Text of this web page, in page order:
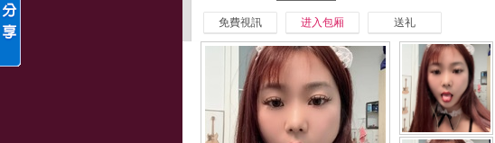
免費視訊 进入包厢 送礼